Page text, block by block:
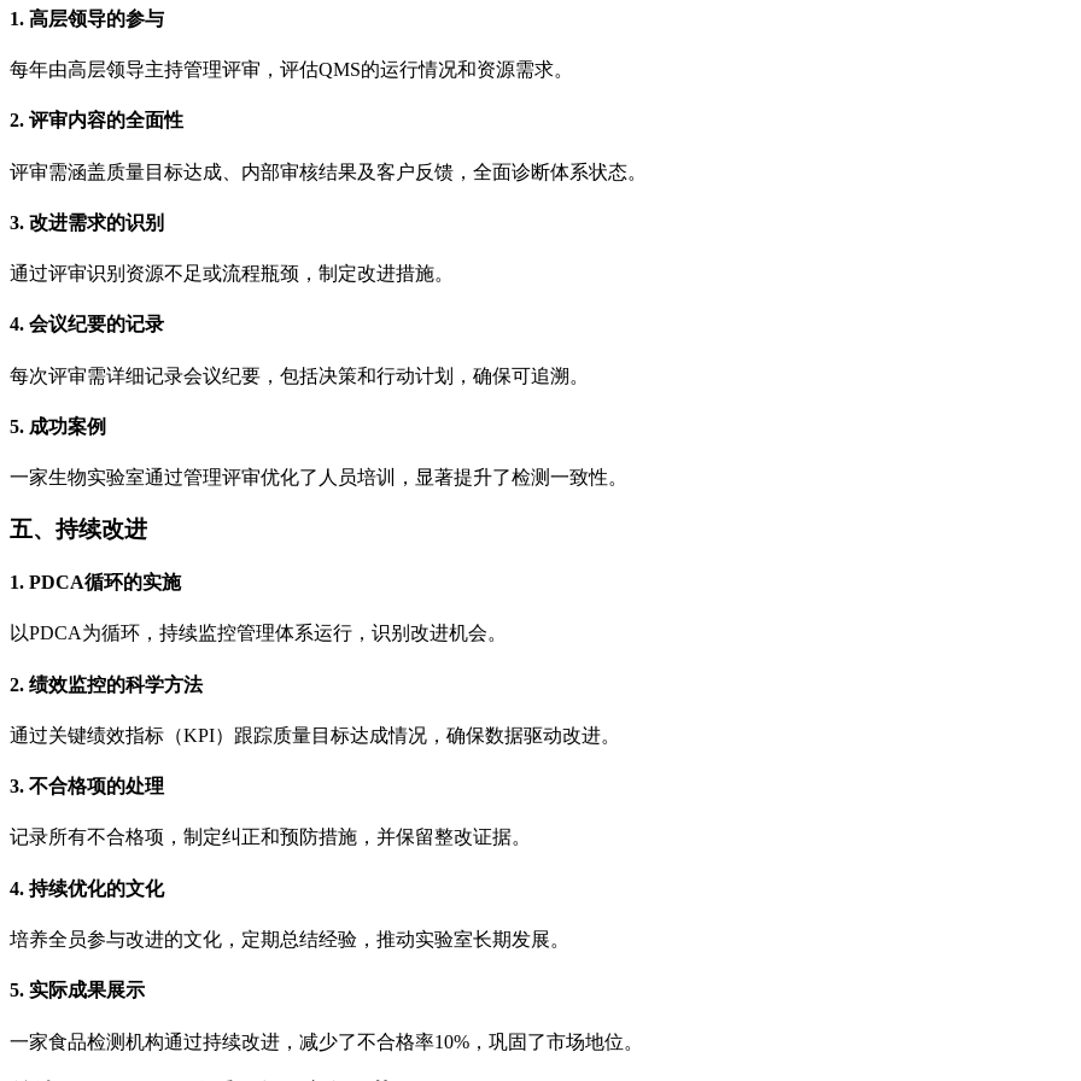
1. 高层领导的参与
每年由高层领导主持管理评审，评估QMS的运行情况和资源需求。
2. 评审内容的全面性
评审需涵盖质量目标达成、内部审核结果及客户反馈，全面诊断体系状态。
3. 改进需求的识别
通过评审识别资源不足或流程瓶颈，制定改进措施。
4. 会议纪要的记录
每次评审需详细记录会议纪要，包括决策和行动计划，确保可追溯。
5. 成功案例
一家生物实验室通过管理评审优化了人员培训，显著提升了检测一致性。
五、持续改进
1. PDCA循环的实施
以PDCA为循环，持续监控管理体系运行，识别改进机会。
2. 绩效监控的科学方法
通过关键绩效指标（KPI）跟踪质量目标达成情况，确保数据驱动改进。
3. 不合格项的处理
记录所有不合格项，制定纠正和预防措施，并保留整改证据。
4. 持续优化的文化
培养全员参与改进的文化，定期总结经验，推动实验室长期发展。
5. 实际成果展示
一家食品检测机构通过持续改进，减少了不合格率10%，巩固了市场地位。